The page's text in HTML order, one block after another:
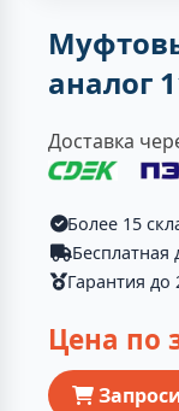
аналог
Доставка
Более 15
Бесплатная
Гарантия до
Цена по